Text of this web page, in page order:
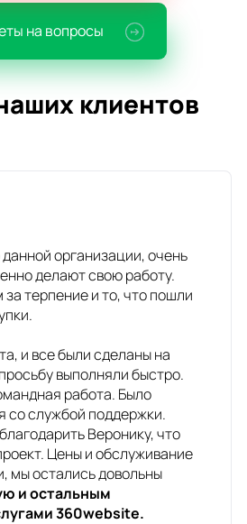
на вопросы
клиентов
организации, очень
делают свою работу.
терпение и то, что пошли
и все были сделаны на
выполняли быстро.
работа. Было
со службой поддержки.
Веронику, что
Цены и обслуживание
мы остались довольны
и остальным
360website.